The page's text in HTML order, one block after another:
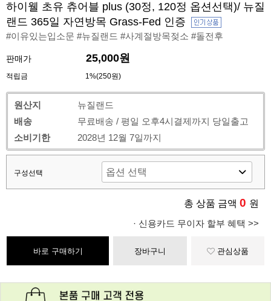
하이웰 초유 츄어블 plus (30정, 120정 옵션선택)/ 뉴질
랜드 365일 자연방목 Grass-Fed 인증
#이유있는입소문 #뉴질랜드 #사계절방목젖소 #돌전후
판매가 25,000원
적립금 1%(250원)
원산지
뉴질랜드
배송
무료배송 / 평일 오후4시결제까지 당일출고
소비기한
2028년 12월 7일까지
구성선택
총 상품 금액 0 원
· 신용카드 무이자 할부 혜택 >>
바로 구매하기 장바구니 관심상품